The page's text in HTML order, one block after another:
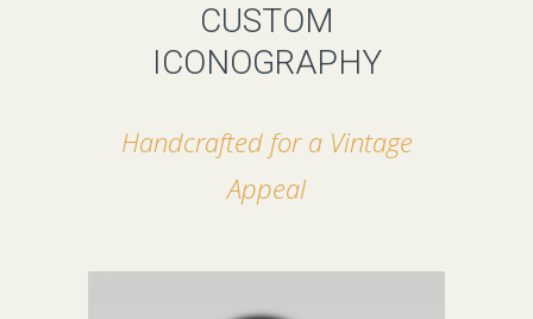
CUSTOM
ICONOGRAPHY
Handcrafted for a Vintage
Appeal